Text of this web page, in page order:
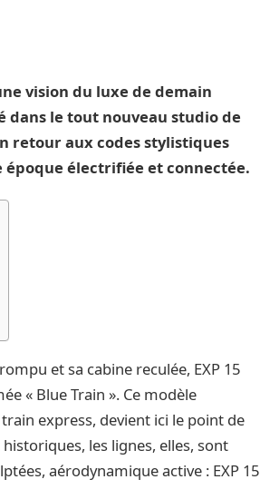
vision du luxe de demain
dans le tout nouveau studio de
retour aux codes stylistiques
électrifiée et connectée.
et sa cabine reculée, EXP 15
« Blue Train ». Ce modèle
express, devient ici le point de
les lignes, elles, sont
aérodynamique active : EXP 15